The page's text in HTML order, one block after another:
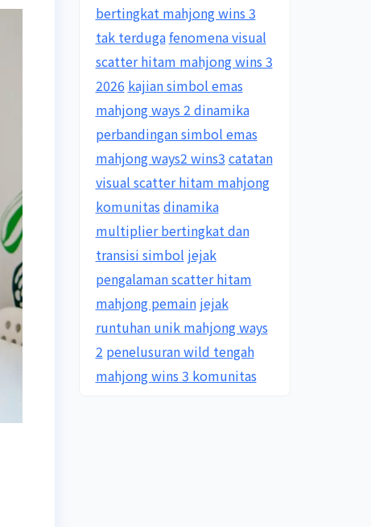
bertingkat mahjong wins 3
tak terdugafenomena visual
scatter hitam mahjong wins 3
2026 kajian simbol emas
mahjong ways 2 dinamika
perbandingan simbol emas
mahjong ways2 wins3 catatan
visual scatter hitam mahjong
komunitas dinamika
multiplier bertingkat dan
transisi simbol jejak
pengalaman scatter hitam
mahjong pemain jejak
runtuhan unik mahjong ways
2 penelusuran wild tengah
mahjong wins 3 komunitas